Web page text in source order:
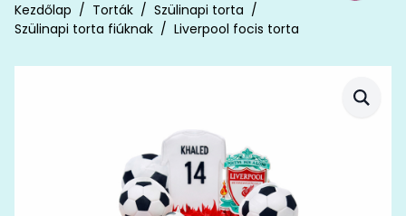
Kezdőlap Torták
Szülinapi torta
Szülinapi torta fiúknak
Liverpool focis torta